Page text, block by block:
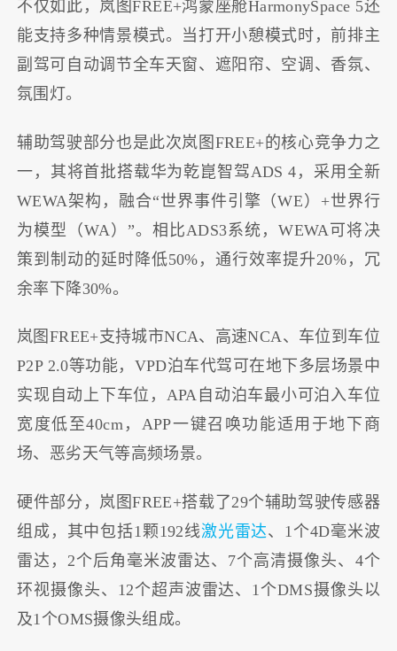
不仅如此，岚图FREE+鸿蒙座舱HarmonySpace 5还
能支持多种情景模式。当打开小憩模式时，前排主
副驾可自动调节全车天窗、遮阳帘、空调、香氛、
氛围灯。
辅助驾驶部分也是此次岚图FREE+的核心竞争力之
一，其将首批搭载华为乾崑智驾ADS 4，采用全新
WEWA架构，融合“世界事件引擎（WE）+世界行
为模型（WA）”。相比ADS3系统，WEWA可将决
策到制动的延时降低50%，通行效率提升20%，冗
余率下降30%。
岚图FREE+支持城市NCA、高速NCA、车位到车位
P2P 2.0等功能，VPD泊车代驾可在地下多层场景中
实现自动上下车位，APA自动泊车最小可泊入车位
宽度低至40cm，APP一键召唤功能适用于地下商
场、恶劣天气等高频场景。
硬件部分，岚图FREE+搭载了29个辅助驾驶传感器
组成，其中包括1颗192线激光雷达、1个4D毫米波
雷达，2个后角毫米波雷达、7个高清摄像头、4个
环视摄像头、12个超声波雷达、1个DMS摄像头以
及1个OMS摄像头组成。